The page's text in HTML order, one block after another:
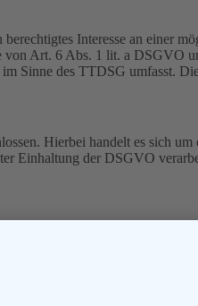
Interesse an einer
Art. 6 Abs. 1 lit. a
Sinne des TTDSG umfasst.
Hierbei handelt es sich
Einhaltung der DSGVO
personenbezogenen Daten